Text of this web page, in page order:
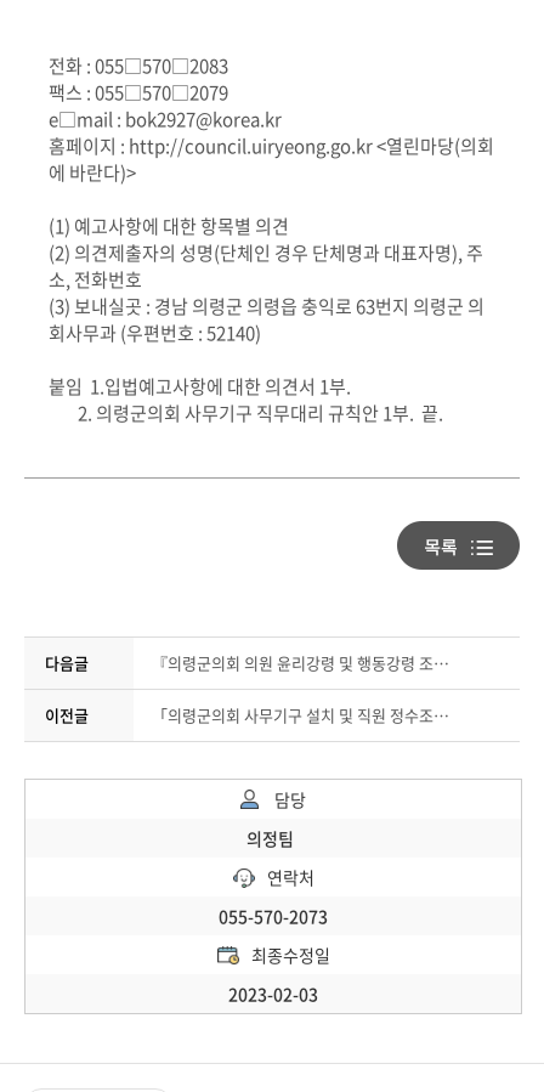
전화 : 055□570□2083
팩스 : 055□570□2079
e□mail : bok2927@korea.kr
홈페이지 : http://council.uiryeong.go.kr <열린마당(의회
에 바란다)>
(1) 예고사항에 대한 항목별 의견
(2) 의견제출자의 성명(단체인 경우 단체명과 대표자명), 주
소, 전화번호
(3) 보내실곳 : 경남 의령군 의령읍 충익로 63번지 의령군 의
회사무과 (우편번호 : 52140)
붙임 1.입법예고사항에 대한 의견서 1부.
2. 의령군의회 사무기구 직무대리 규칙안 1부. 끝.
다음글 『의령군의회 의원 윤리강령 및 행동강령 조례 일부개정 조례안』 예고
이전글 「의령군의회 사무기구 설치 및 직원 정수조례 일부개정 조례안」 입법예고
담당
의정팀
연락처
055-570-2073
최종수정일
2023-02-03